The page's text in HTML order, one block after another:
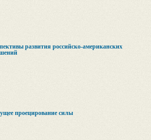
развития российско-американских
проецирование силы